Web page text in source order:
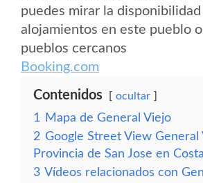
puedes mirar la disponibilidad
alojamientos en este pueblo
pueblos cercanos
Booking.com
Contenidos ocultar
1
Mapa de General Viejo
2 Google Street View General
Provincia de San Jose en
3 Vídeos relacionados con